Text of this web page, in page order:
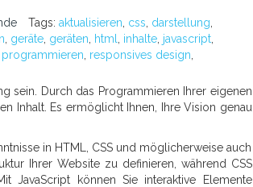
Tags: aktualisieren css darstellung
geräte geräten html inhalte javascript
programmieren responsives design
sein. Durch das Programmieren Ihrer eigenen
Inhalt. Es ermöglicht Ihnen, Ihre Vision genau
in HTML, CSS und möglicherweise auch
Ihrer Website zu definieren, während CSS
JavaScript können Sie interaktive Elemente